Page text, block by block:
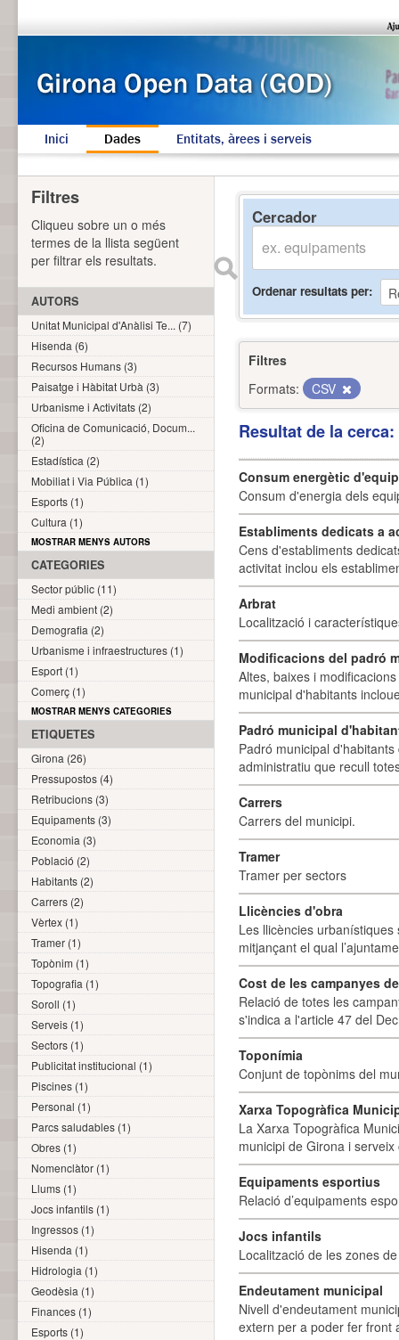
Inici Dades Entitats, àrees i serveis
Cercador
Ordenar resultats per
Filtres
Formats:
CSV
Resultat de la
Consum energètic
Consum d'energia dels
Establiments dedicats a
Cens d'establiments
activitat inclou els
Arbrat
Localització i
Modificacions del padró
Altes, baixes i
municipal d'habitants
Padró municipal
Padró municipal
administratiu que recull
Carrers
Carrers del municipi.
Tramer
Tramer per sectors
Llicències d'obra
Les llicències
mitjançant el qual
Cost de les campanyes
Relació de totes les
s'indica a l'article 47 del
Toponímia
Conjunt de topònims del
Xarxa Topogràfica
La Xarxa Topogràfica
municipi de Girona i
Equipaments esportius
Relació d’equipaments
Jocs infantils
Localització de les zones
Endeutament municipal
Nivell d'endeutament
extern per a poder fer front
Filtres
Cliqueu sobre un o més
termes de la llista següent
per filtrar els resultats.
AUTORS
Unitat Municipal d'Anàlisi Te... (7)
Hisenda (6)
Recursos Humans (3)
Paisatge i Hàbitat Urbà (3)
Urbanisme i Activitats (2)
Oficina de Comunicació, Docum...
(2)
Estadística (2)
Mobiliat i Via Pública (1)
Esports (1)
Cultura (1)
MOSTRAR MENYS AUTORS
CATEGORIES
Sector públic (11)
Medi ambient (2)
Demografia (2)
Urbanisme i infraestructures (1)
Esport (1)
Comerç (1)
MOSTRAR MENYS CATEGORIES
ETIQUETES
Girona (26)
Pressupostos (4)
Retribucions (3)
Equipaments (3)
Economia (3)
Població (2)
Habitants (2)
Carrers (2)
Vèrtex (1)
Tramer (1)
Topònim (1)
Topografia (1)
Soroll (1)
Serveis (1)
Sectors (1)
Publicitat institucional (1)
Piscines (1)
Personal (1)
Parcs saludables (1)
Obres (1)
Nomenclàtor (1)
Llums (1)
Jocs infantils (1)
Ingressos (1)
Hisenda (1)
Hidrologia (1)
Geodèsia (1)
Finances (1)
Esports (1)